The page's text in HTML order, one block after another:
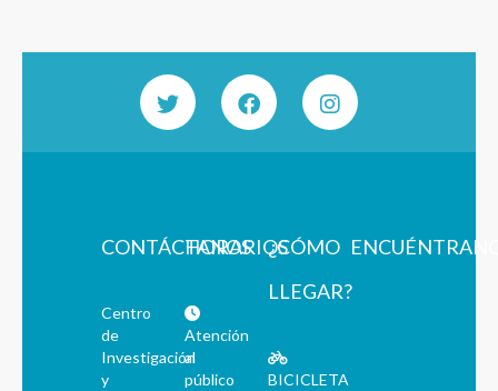
CONTÁCTANOS
Centro
de
Investigación
y
HORARIOS
Atención
al
público
¿CÓMO
LLEGAR?
BICICLETA